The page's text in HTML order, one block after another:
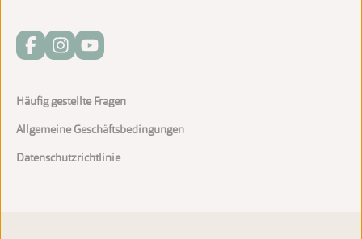
Häufig gestellte Fragen
Allgemeine Geschäftsbedingungen
Datenschutzrichtlinie